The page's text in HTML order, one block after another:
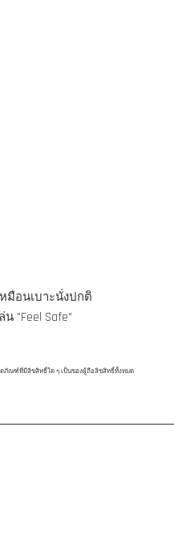
มือนเบาะนั่งปกติ
"Feel Safe"
ภัณฑ์ที่มีลิขสิทธิ์ใด ๆ เป็นของผู้ถือลิขสิทธิ์ทั้งหมด